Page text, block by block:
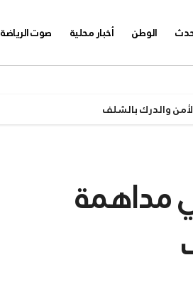
الوطن أخبار محلية صوت الرياضة
والدرك بالشلف
مداهمة